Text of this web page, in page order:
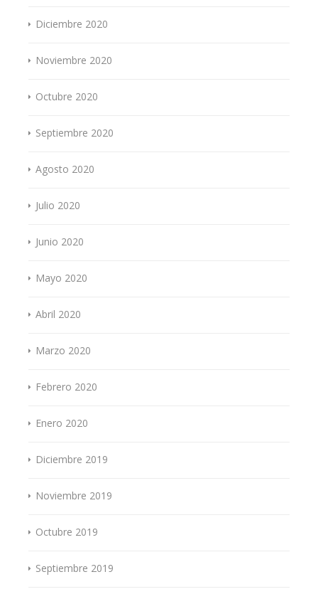
Diciembre 2020
Noviembre 2020
Octubre 2020
Septiembre 2020
Agosto 2020
Julio 2020
Junio 2020
Mayo 2020
Abril 2020
Marzo 2020
Febrero 2020
Enero 2020
Diciembre 2019
Noviembre 2019
Octubre 2019
Septiembre 2019